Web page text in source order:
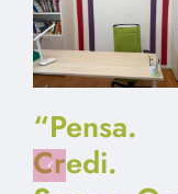
“Pensa.
Credi.